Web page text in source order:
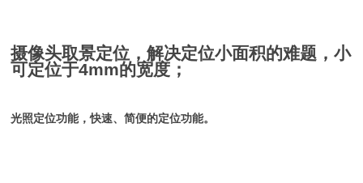
摄像头取景定位，解决定位小面积的难题，小
可定位于4mm的宽度；
光照定位功能，快速、简便的定位功能。